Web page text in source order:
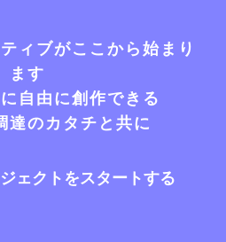
ィブがここから始まり
ます
自由に創作できる
達のカタチと共に
ェクトをスタートする